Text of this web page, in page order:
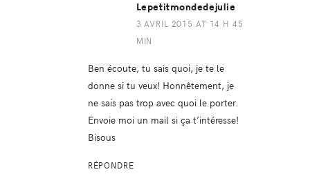
Lepetitmondedejulie
3 AVRIL 2015 AT 14 H 45
MIN
Ben écoute, tu sais quoi, je te le
donne si tu veux! Honnêtement, je
ne sais pas trop avec quoi le porter.
Envoie moi un mail si ça t’intéresse!
Bisous
RÉPONDRE